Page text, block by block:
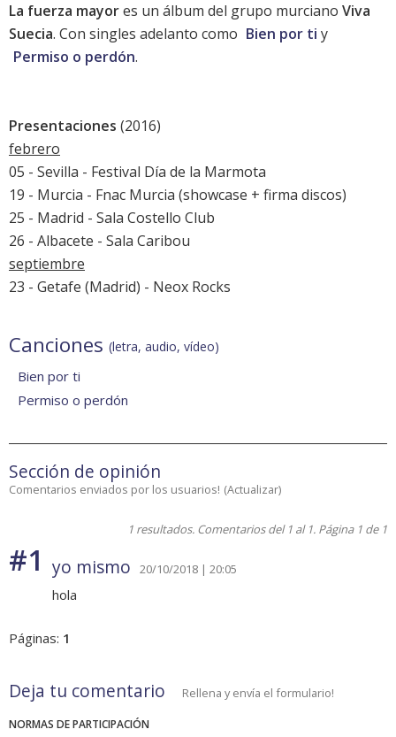
La fuerza mayores un álbum del grupo murciano Viva
Suecia. Con singles adelanto como Bien por ti y
Permiso o perdón.
Presentaciones (2016)
febrero
05 - Sevilla - Festival Día de la Marmota
19 - Murcia - Fnac Murcia (showcase + firma discos)
25 - Madrid - Sala Costello Club
26 - Albacete - Sala Caribou
septiembre
23 - Getafe (Madrid) - Neox Rocks
Canciones (letra, audio, vídeo)
Bien por ti
Permiso o perdón
Sección de opinión
Comentarios enviados por los usuarios! (Actualizar)
1 resultados. Comentarios del 1 al 1. Página 1 de 1
#1 yo mismo 20/10/2018 | 20:05
hola
Páginas: 1
Deja tu comentario Rellena y envía el formulario!
NORMAS DE PARTICIPACIÓN